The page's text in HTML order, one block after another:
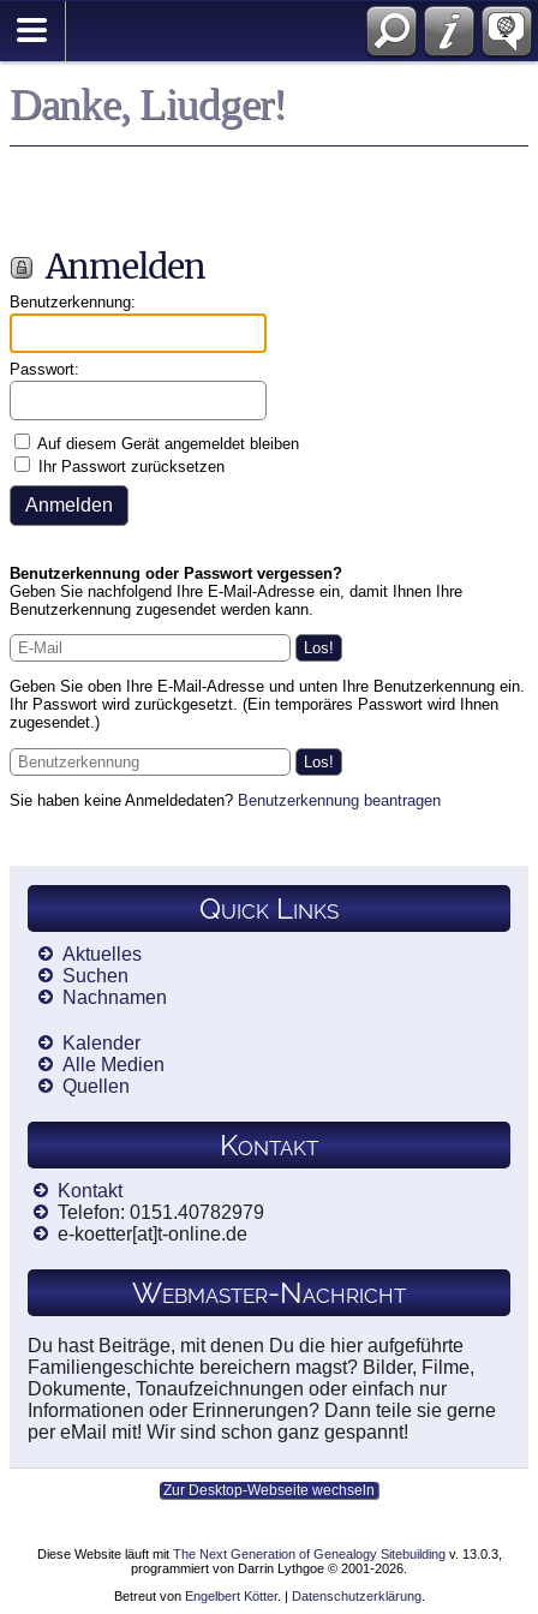
Danke, Liudger!
Anmelden
Benutzerkennung:
Passwort:
Auf diesem Gerät angemeldet bleiben
Ihr Passwort zurücksetzen
Benutzerkennung oder Passwort vergessen?
Geben Sie nachfolgend Ihre E-Mail-Adresse ein, damit Ihnen Ihre
Benutzerkennung zugesendet werden kann.
Geben Sie oben Ihre E-Mail-Adresse und unten Ihre Benutzerkennung ein.
Ihr Passwort wird zurückgesetzt. (Ein temporäres Passwort wird Ihnen
zugesendet.)
Sie haben keine Anmeldedaten? Benutzerkennung beantragen
Quick Links
Aktuelles
Suchen
Nachnamen
Kalender
Alle Medien
Quellen
Kontakt
Kontakt
Telefon: 0151.40782979
e-koetter[at]t-online.de
Webmaster-Nachricht
Du hast Beiträge, mit denen Du die hier aufgeführte
Familiengeschichte bereichern magst? Bilder, Filme,
Dokumente, Tonaufzeichnungen oder einfach nur
Informationen oder Erinnerungen? Dann teile sie gerne
per eMail mit! Wir sind schon ganz gespannt!
Zur Desktop-Webseite wechseln
Diese Website läuft mit The Next Generation of Genealogy Sitebuildingv. 13.0.3,
programmiert von Darrin Lythgoe © 2001-2026.
Betreut von Engelbert Kötter. | Datenschutzerklärung.